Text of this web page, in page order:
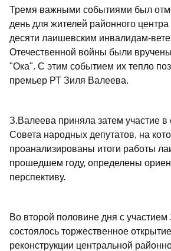
Тремя важными событиями был
день для жителей районного
десяти лаишевским инвалидам-
Отечественной войны были
"Ока". С этим событием их тепло
премьер РТ Зиля Валеева.
З.Валеева приняла затем участие в
Совета народных депутатов, на
проанализированы итоги работы
прошедшем году, определены
перспективу.
Во второй половине дня с
состоялось торжественное
реконструкции центральной